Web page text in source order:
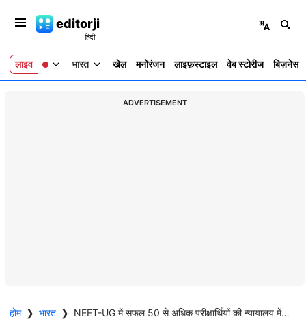
editorji
लाइव भारत खेल मनोरंजन लाइफ़स्टाइल वेब स्टोरीज बिज़नेस
ADVERTISEMENT
होम ❯ भारत ❯ NEET-UG में सफल 50 से अधिक परीक्षार्थियों की न्यायालय में याचिका, परीक्षा रद्द नहीं करने की अपील